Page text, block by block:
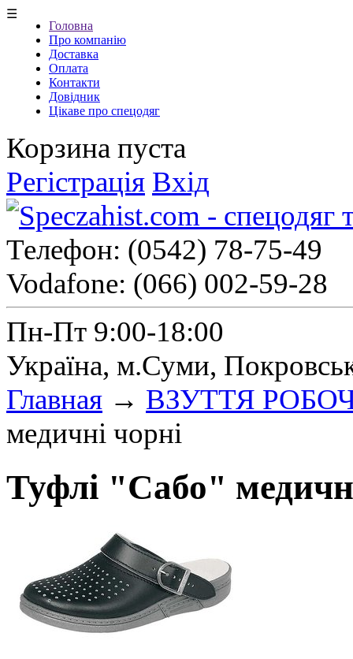
☰
Головна
Про компанію
Доставка
Оплата
Контакти
Довідник
Цікаве про спецодяг
Корзина пуста
Регістрація Вхід
Телефон: (0542) 78-75-49
Vodafone: (066) 002-59-28
Пн-Пт 9:00-18:00
Україна, м.Суми,
Главная → ВЗУТТЯ
медичні чорні
Туфлі "Сабо"